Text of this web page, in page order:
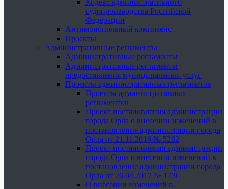
Кодекс административного
судопроизводства Российской
Федерации
Антимонопольный комплаенс
Проекты
Административные регламенты
Административные регламенты
Административные регламенты
предоставления муниципальных услуг
Проекты административных регламентов
Проекты административных
регламентов
Проект постановления администрации
города Орла о внесении изменений в
постановление администрации города
Орла от 21.11.2016 № 5282
Проект постановления администрации
города Орла о внесении изменений в
постановление администрации города
Орла от 26.04.2017 № 1736
О внесении изменений в